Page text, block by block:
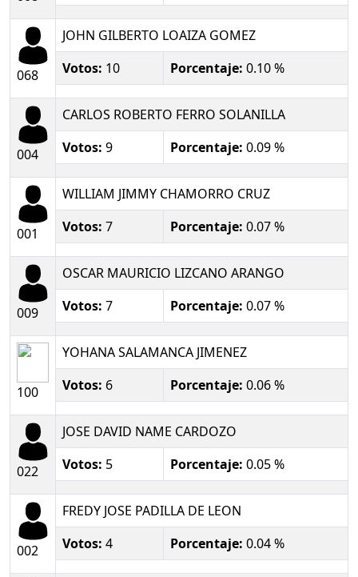
068
JOHN GILBERTO LOAIZA GOMEZ
Votos: 10 Porcentaje: 0.10 %
004
CARLOS ROBERTO FERRO SOLANILLA
Votos: 9 Porcentaje: 0.09 %
001
WILLIAM JIMMY CHAMORRO CRUZ
Votos: 7 Porcentaje: 0.07 %
009
OSCAR MAURICIO LIZCANO ARANGO
Votos: 7 Porcentaje: 0.07 %
100
YOHANA SALAMANCA JIMENEZ
Votos: 6 Porcentaje: 0.06 %
022
JOSE DAVID NAME CARDOZO
Votos: 5 Porcentaje: 0.05 %
002
FREDY JOSE PADILLA DE LEON
Votos: 4 Porcentaje: 0.04 %